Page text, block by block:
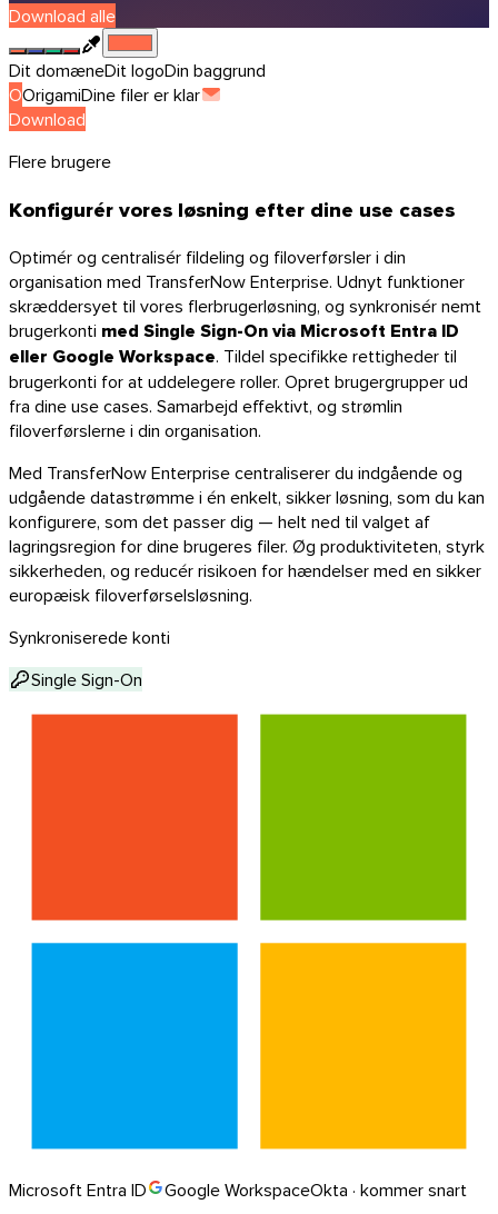
Download alle
Dit domæneDit logoDin baggrund
OOrigamiDine filer er klar
Download
Flere brugere
Konfigurér vores løsning efter dine use cases
Optimér og centralisér fildeling og filoverførsler i din
organisation med TransferNow Enterprise. Udnyt funktioner
skræddersyet til vores flerbrugerløsning, og synkronisér nemt
brugerkonti med Single Sign-On via Microsoft Entra ID
eller Google Workspace. Tildel specifikke rettigheder til
brugerkonti for at uddelegere roller. Opret brugergrupper ud
fra dine use cases. Samarbejd effektivt, og strømlin
filoverførslerne i din organisation.
Med TransferNow Enterprise centraliserer du indgående og
udgående datastrømme i én enkelt, sikker løsning, som du kan
konfigurere, som det passer dig — helt ned til valget af
lagringsregion for dine brugeres filer. Øg produktiviteten, styrk
sikkerheden, og reducér risikoen for hændelser med en sikker
europæisk filoverførselsløsning.
Synkroniserede konti
Single Sign-On
Microsoft Entra ID Google WorkspaceOkta · kommer snart